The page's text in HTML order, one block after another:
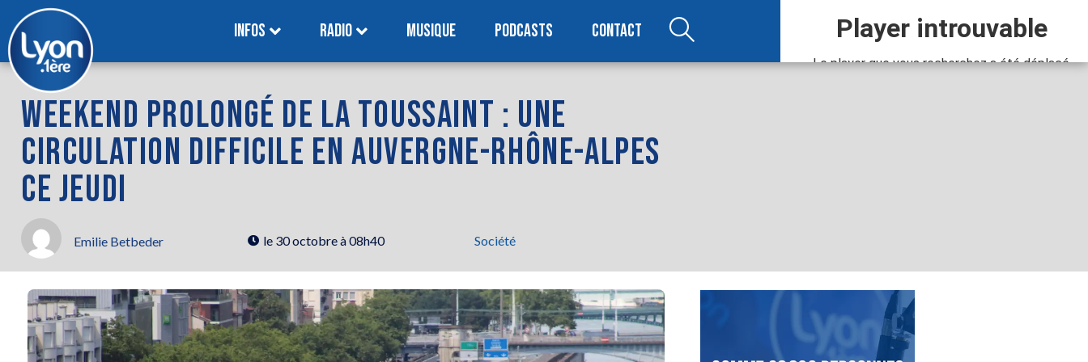
INFOS RADIO MUSIQUE PODCASTS CONTACT
WEEKEND PROLONGÉ DE LA TOUSSAINT : UNE
CIRCULATION DIFFICILE EN AUVERGNE-RHÔNE-ALPES
CE JEUDI
Emilie Betbeder le 30 octobre à 08h40 Société